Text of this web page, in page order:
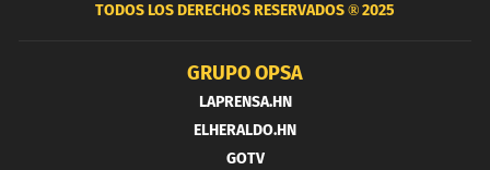
TODOS LOS DERECHOS RESERVADOS ®2025
GRUPO OPSA
LAPRENSA.HN
ELHERALDO.HN
GOTV